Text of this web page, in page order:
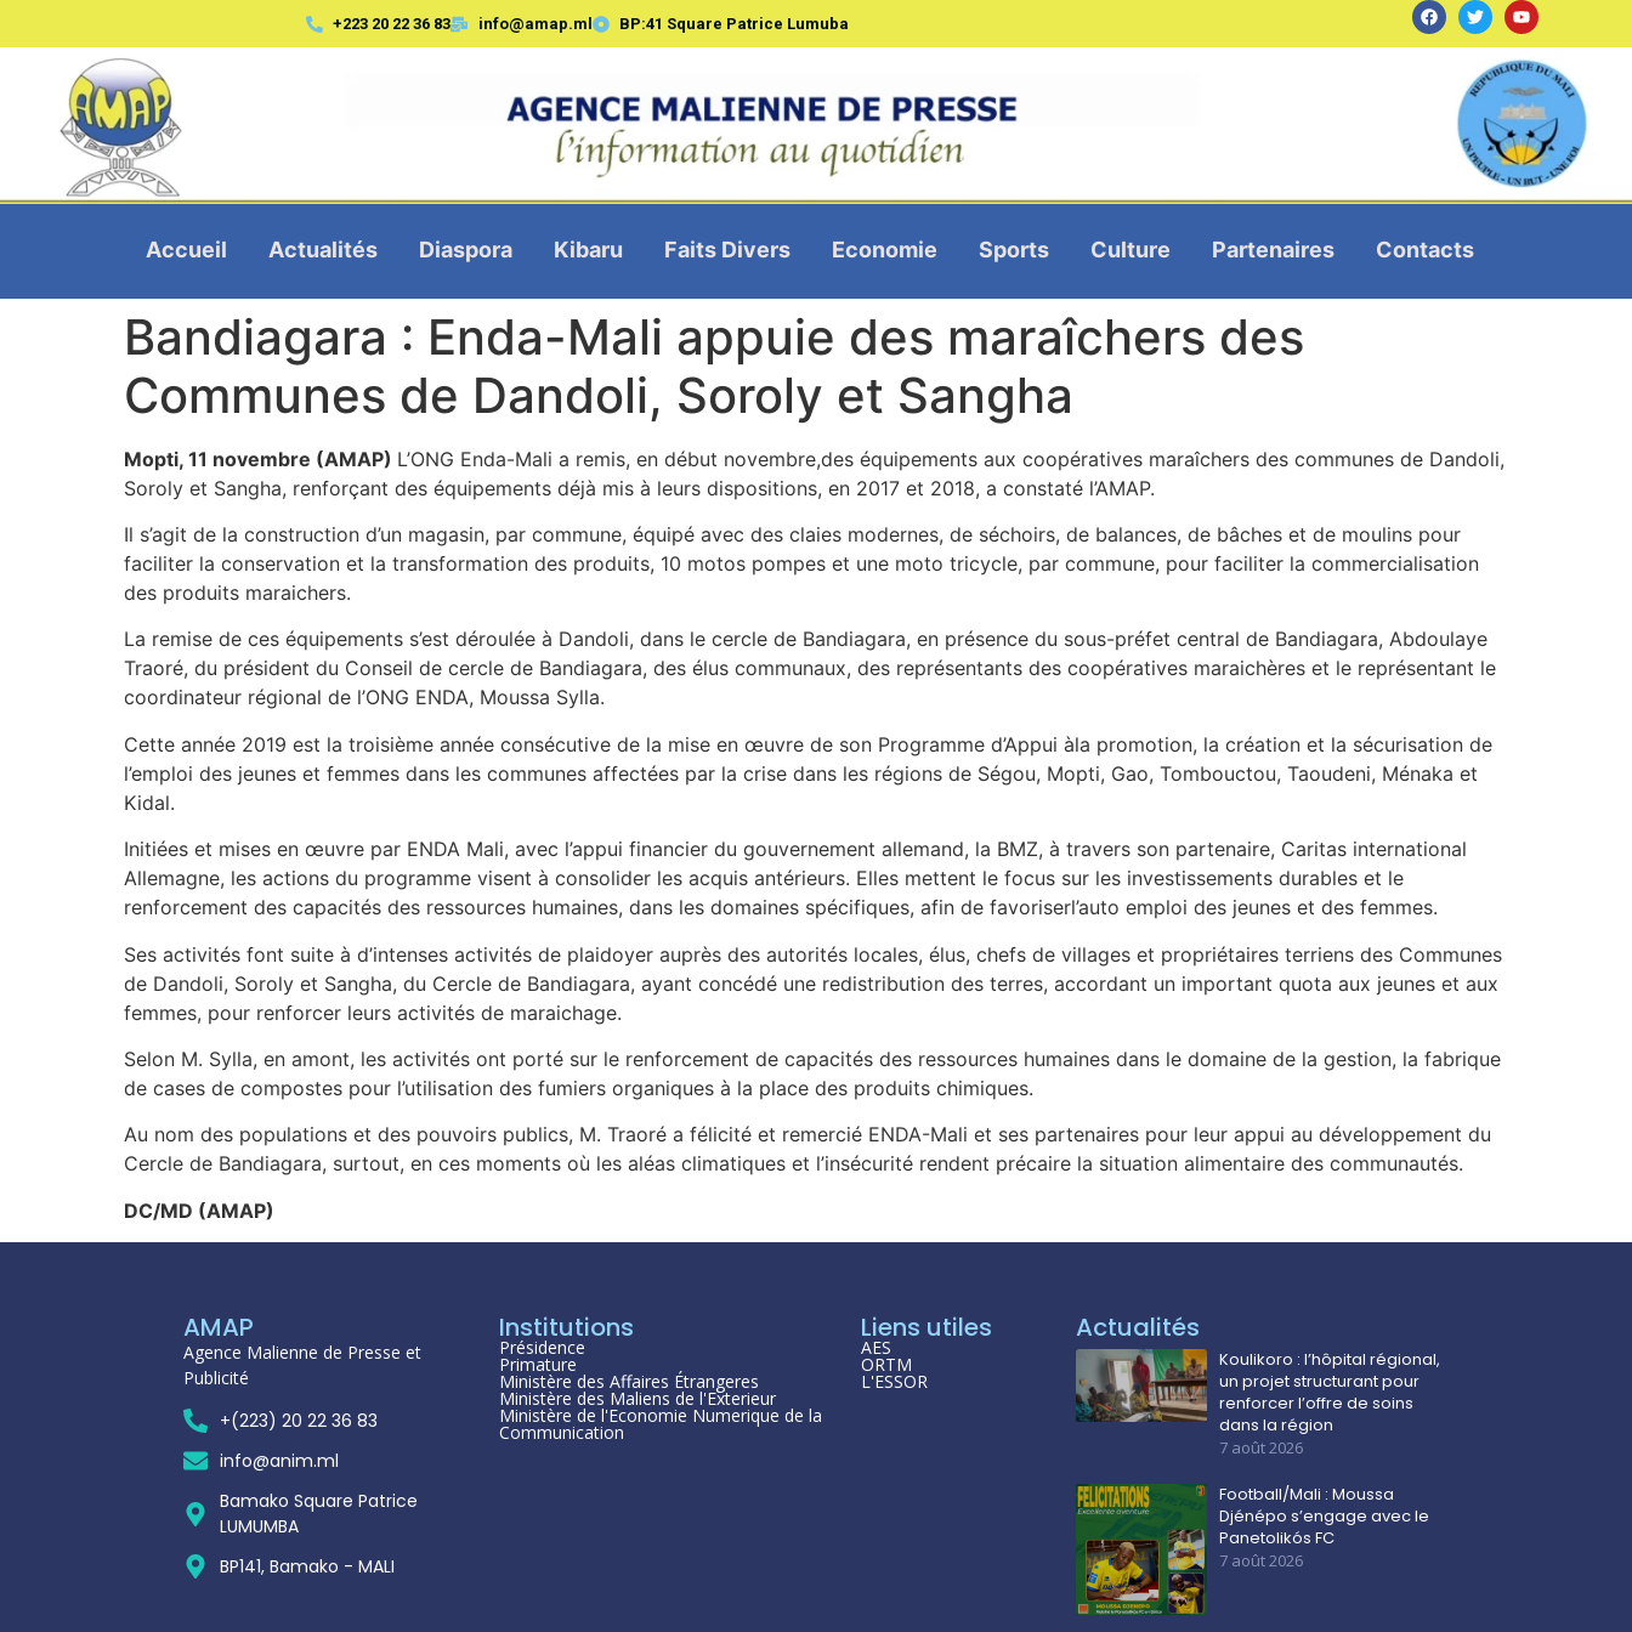
+223 20 22 36 83 info@amap.ml BP:41 Square Patrice Lumuba
Accueil Actualités Diaspora Kibaru Faits Divers Economie Sports Culture Partenaires Contacts
Bandiagara : Enda-Mali appuie des maraîchers des
Communes de Dandoli, Soroly et Sangha
Mopti, 11 novembre (AMAP) L’ONG Enda-Mali a remis, en début novembre,des équipements aux coopératives maraîchers des communes de Dandoli,
Soroly et Sangha, renforçant des équipements déjà mis à leurs dispositions, en 2017 et 2018, a constaté l’AMAP.
Il s’agit de la construction d’un magasin, par commune, équipé avec des claies modernes, de séchoirs, de balances, de bâches et de moulins pour
faciliter la conservation et la transformation des produits, 10 motos pompes et une moto tricycle, par commune, pour faciliter la commercialisation
des produits maraichers.
La remise de ces équipements s’est déroulée à Dandoli, dans le cercle de Bandiagara, en présence du sous-préfet central de Bandiagara, Abdoulaye
Traoré, du président du Conseil de cercle de Bandiagara, des élus communaux, des représentants des coopératives maraichères et le représentant le
coordinateur régional de l’ONG ENDA, Moussa Sylla.
Cette année 2019 est la troisième année consécutive de la mise en œuvre de son Programme d’Appui àla promotion, la création et la sécurisation de
l’emploi des jeunes et femmes dans les communes affectées par la crise dans les régions de Ségou, Mopti, Gao, Tombouctou, Taoudeni, Ménaka et
Kidal.
Initiées et mises en œuvre par ENDA Mali, avec l’appui financier du gouvernement allemand, la BMZ, à travers son partenaire, Caritas international
Allemagne, les actions du programme visent à consolider les acquis antérieurs. Elles mettent le focus sur les investissements durables et le
renforcement des capacités des ressources humaines, dans les domaines spécifiques, afin de favoriserl’auto emploi des jeunes et des femmes.
Ses activités font suite à d’intenses activités de plaidoyer auprès des autorités locales, élus, chefs de villages et propriétaires terriens des Communes
de Dandoli, Soroly et Sangha, du Cercle de Bandiagara, ayant concédé une redistribution des terres, accordant un important quota aux jeunes et aux
femmes, pour renforcer leurs activités de maraichage.
Selon M. Sylla, en amont, les activités ont porté sur le renforcement de capacités des ressources humaines dans le domaine de la gestion, la fabrique
de cases de compostes pour l’utilisation des fumiers organiques à la place des produits chimiques.
Au nom des populations et des pouvoirs publics, M. Traoré a félicité et remercié ENDA-Mali et ses partenaires pour leur appui au développement du
Cercle de Bandiagara, surtout, en ces moments où les aléas climatiques et l’insécurité rendent précaire la situation alimentaire des communautés.
DC/MD (AMAP)
AMAP
Agence Malienne de Presse et
Publicité
+(223) 20 22 36 83
info@anim.ml
Bamako Square Patrice
LUMUMBA
BP141, Bamako - MALI
Institutions
Présidence
Primature
Ministère des Affaires Étrangeres
Ministère des Maliens de l'Exterieur
Ministère de l'Economie Numerique de la
Communication
Liens utiles
AES
ORTM
L'ESSOR
Actualités
Koulikoro : l’hôpital régional,
un projet structurant pour
renforcer l’offre de soins
dans la région
7 août 2026
Football/Mali : Moussa
Djénépo s’engage avec le
Panetolikós FC
7 août 2026